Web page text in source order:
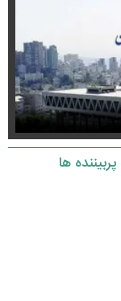
پربیننده ها